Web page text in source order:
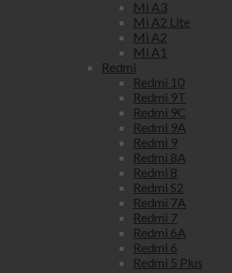
Mi A3
Mi A2 Lite
Mi A2
Mi A1
Redmi
Redmi 10
Redmi 9T
Redmi 9C
Redmi 9A
Redmi 9
Redmi 8A
Redmi 8
Redmi S2
Redmi 7A
Redmi 7
Redmi 6A
Redmi 6
Redmi 5 Plus